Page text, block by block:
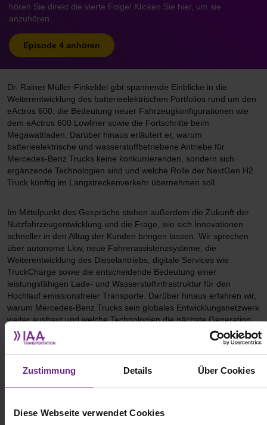
Zustimmung Details Über Cookies
Diese Webseite verwendet Cookies
hören Sie direkt die vierte Folge! Klicken Sie hier, um sie
anzuhören.
Episode 4 anhören
Dr. Rainer Müller-Finkeldei gibt spannende Einblicke in die
Weiterentwicklung des batterieelektrischen Portfolios rund um den
eActros 600, die Bedeutung neuer Fahrzeugkonfigurationen wie
dem eActros 600 Lowliner sowie die Fortschritte beim
Megawattladen. Darüber hinaus erläutert er, warum
batterieelektrische und wasserstoffbetriebene Antriebe für
Mercedes-Benz Trucks keine konkurrierenden, sondern sich
ergänzende Technologien sind und welche Rolle der NextGen H2
Truck künftig im Langstreckenverkehr übernehmen soll.
Im Mittelpunkt des Gesprächs stehen außerdem die Zukunft der
Nutzfahrzeugentwicklung und die Frage, wie sich Innovationen
schneller in den Alltag der Kunden bringen lassen. Wir sprechen
über autonome Lkw, neue Fahrerassistenzsysteme, die
Weiterentwicklung des Dieselantriebs, digitale Services wie
TruckCharge sowie die entscheidende Bedeutung einer
leistungsfähigen Lade- und Wasserstoffinfrastruktur für den
Hochlauf emissionsfreier Transporte. Darüber hinaus erfahren wir,
warum Mercedes-Benz Trucks sein globales Entwicklungsnetzwerk
weiter ausbaut und welche Technologien die nächste Generation
des Actros prägen werden.